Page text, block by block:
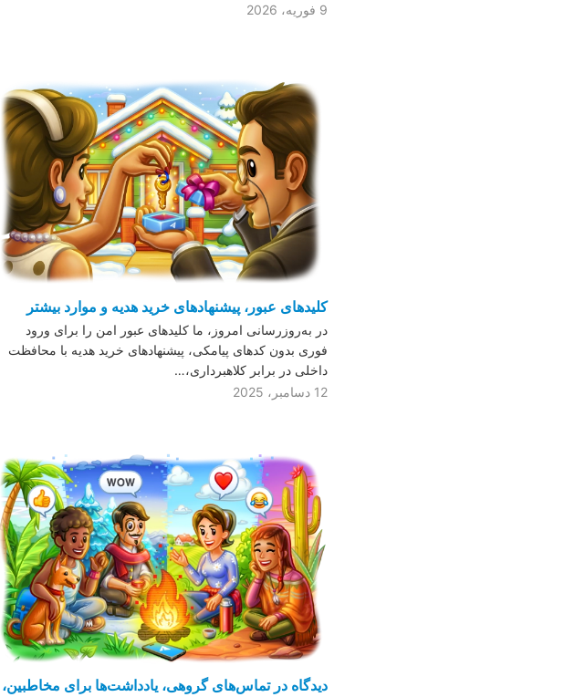
9 فوریه، 2026
کلیدهای عبور، پیشنهادهای خرید هدیه و موارد بیشتر
در به‌روزرسانی امروز، ما کلیدهای عبور امن را برای ورود
فوری بدون کدهای پیامکی، پیشنهادهای خرید هدیه با محافظت
داخلی در برابر کلاهبرداری،…
12 دسامبر، 2025
دیدگاه در تماس‌های گروهی، یادداشت‌ها برای مخاطبین،